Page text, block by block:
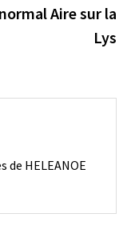
Aire sur la
Lys
de HELEANOE